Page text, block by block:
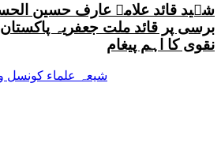
برسی پر قائد ملت جعفریہ
نقوی کا اہم پیغام